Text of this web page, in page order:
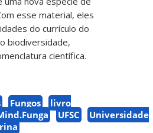
esse material, eles
do currículo do
biodiversidade,
científica.
Fungos
livro
UFSC
Universidade